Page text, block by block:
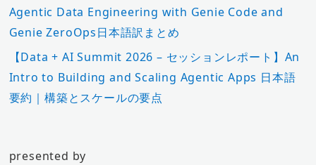
Agentic Data Engineering with Genie Code and
Genie ZeroOps日本語訳まとめ
【Data + AI Summit 2026 – セッションレポート】An
Intro to Building and Scaling Agentic Apps 日本語
要約｜構築とスケールの要点
presented by